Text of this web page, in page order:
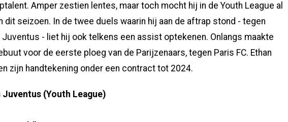
Amper zestien lentes, maar toch mocht hij in de Youth League al
dit seizoen. In de twee duels waarin hij aan de aftrap stond - tegen
Juventus - liet hij ook telkens een assist optekenen. Onlangs maakte
voor de eerste ploeg van de Parijzenaars, tegen Paris FC. Ethan
zijn handtekening onder een contract tot 2024.
Juventus (Youth League)